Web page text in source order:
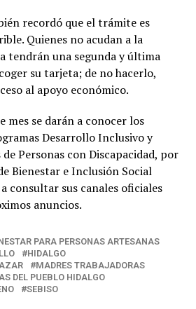
recordó que el trámite es
Quienes no acudan a la
tendrán una segunda y última
su tarjeta; de no hacerlo,
al apoyo económico.
mes se darán a conocer los
Desarrollo Inclusivo y
Personas con Discapacidad, por
Bienestar e Inclusión Social
consultar sus canales oficiales
anuncios.
PARA PERSONAS ARTESANAS
HIDALGO
MADRES TRABAJADORAS
DEL PUEBLO HIDALGO
SEBISO